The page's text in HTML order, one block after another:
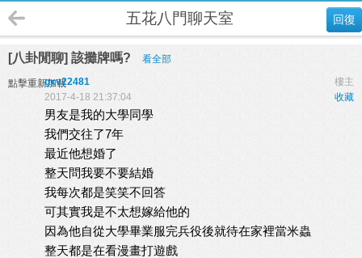
回復
五花八門聊天室
[八卦閒聊] 該攤牌嗎? 看全部
點擊重新加載 樓主
gxv22481
收藏
2017-4-18 21:37:04
男友是我的大學同學
我們交往了7年
最近他想婚了
整天問我要不要結婚
我每次都是笑笑不回答
可其實我是不太想嫁給他的
因為他自從大學畢業服完兵役後就待在家裡當米蟲
整天都是在看漫畫打遊戲